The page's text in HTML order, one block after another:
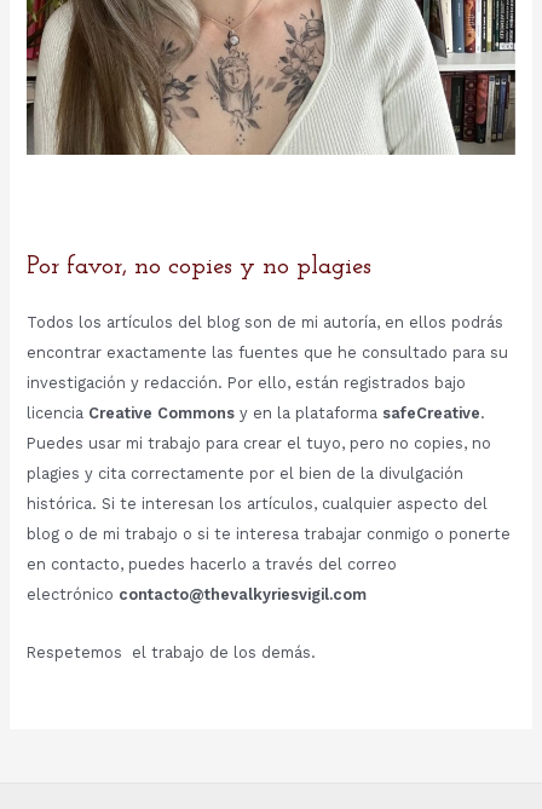
Por favor, no copies y no plagies
Todos los artículos del blog son de mi autoría, en ellos podrás
encontrar exactamente las fuentes que he consultado para su
investigación y redacción. Por ello, están registrados bajo
licencia Creative Commonsy en la plataforma safeCreative.
Puedes usar mi trabajo para crear el tuyo, pero no copies, no
plagies y cita correctamente por el bien de la divulgación
histórica. Si te interesan los artículos, cualquier aspecto del
blog o de mi trabajo o si te interesa trabajar conmigo o ponerte
en contacto, puedes hacerlo a través del correo
electrónico contacto@thevalkyriesvigil.com
Respetemos el trabajo de los demás.